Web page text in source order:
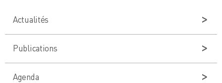
Actualités
Publications
Agenda